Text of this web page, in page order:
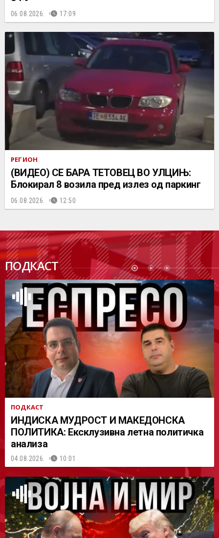
06.08.2026. 17:09
РЕГИОН
(ВИДЕО) СЕ БАРА ТЕТОВЕЦ ВО УЛЦИЊ:
Блокирал 8 возила пред излез од паркинг
06.08.2026. 12:50
ПОДКАСТ
ПОДК
АСТ
ПОДКАСТ
ИНДИСКА МУДРОСТ И МАКЕДОНСКА
ПОЛИТИКА: Ексклузивна летна политичка
анализа
04.08.2026. 10:01